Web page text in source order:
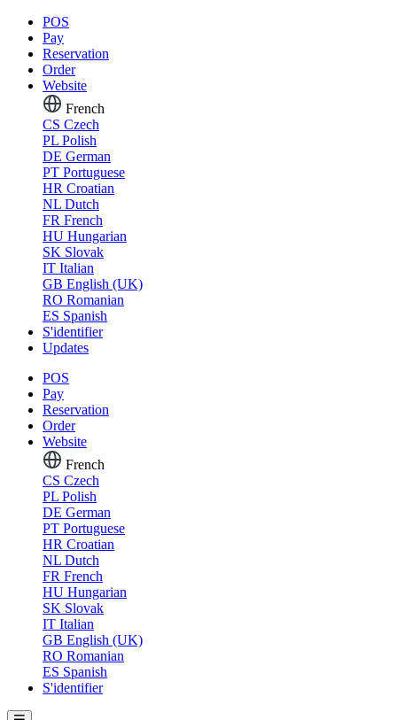
POS
Pay
Reservation
Order
Website
French
CS Czech
PL Polish
DE German
PT Portuguese
HR Croatian
NL Dutch
FR French
HU Hungarian
SK Slovak
IT Italian
GB English (UK)
RO Romanian
ES Spanish
S'identifier
Updates
POS
Pay
Reservation
Order
Website
French
CS Czech
PL Polish
DE German
PT Portuguese
HR Croatian
NL Dutch
FR French
HU Hungarian
SK Slovak
IT Italian
GB English (UK)
RO Romanian
ES Spanish
S'identifier